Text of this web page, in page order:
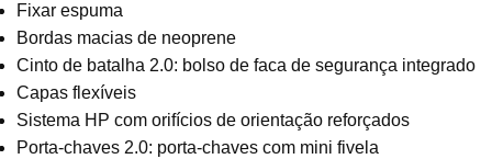
Fixar espuma
Bordas macias de neoprene
Cinto de batalha 2.0: bolso de faca de segurança integrado
Capas flexíveis
Sistema HP com orifícios de orientação reforçados
Porta-chaves 2.0: porta-chaves com mini fivela